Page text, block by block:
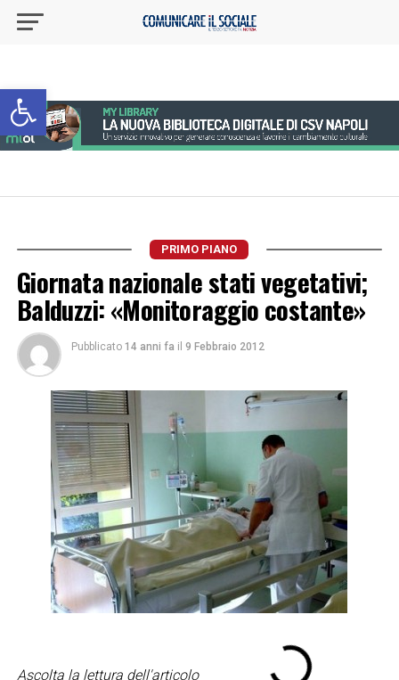
Apri la barra degli strumenti
PRIMO PIANO
Giornata nazionale stati vegetativi;
Balduzzi: «Monitoraggio costante»
Pubblicato 14 anni fa il 9 Febbraio 2012
Ascolta la lettura dell'articolo